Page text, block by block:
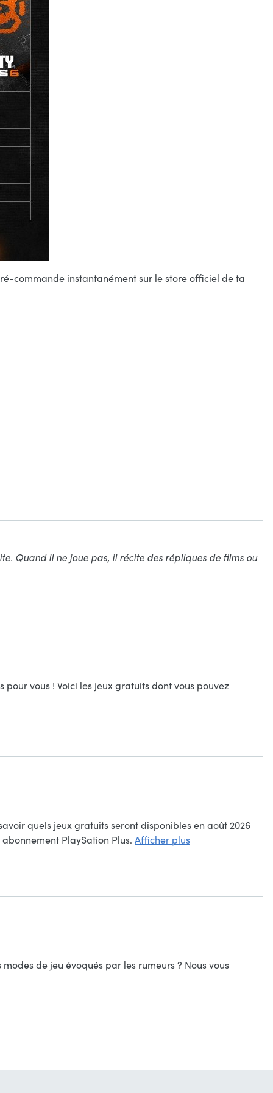
commande instantanément sur le store officiel de ta
Quand il ne joue pas, il récite des répliques de films ou
vous ! Voici les jeux gratuits dont vous pouvez
quels jeux gratuits seront disponibles en août 2026
PlaySation Plus. Afficher plus
de jeu évoqués par les rumeurs ? Nous vous